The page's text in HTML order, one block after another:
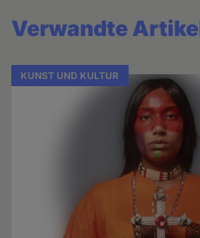
Verwandte
KUNST UND KULTUR